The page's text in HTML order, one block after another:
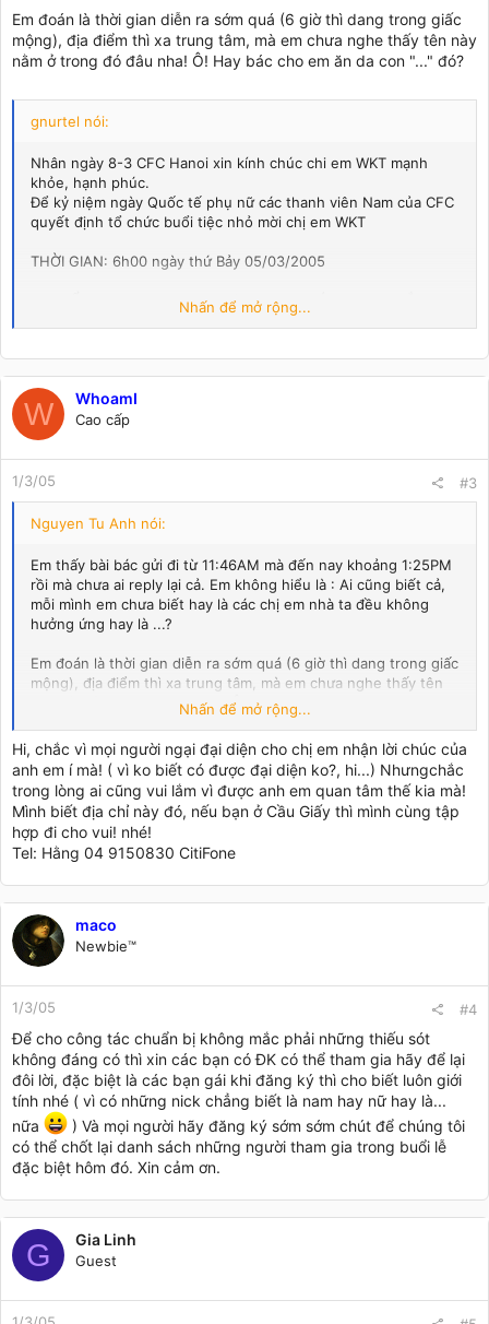
Em đoán là thời gian diễn ra sớm quá (6 giờ thì dang trong giấc
mộng), địa điểm thì xa trung tâm, mà em chưa nghe thấy tên này
nằm ở trong đó đâu nha! Ô! Hay bác cho em ăn da con "..." đó?
gnurtel nói:
Nhân ngày 8-3 CFC Hanoi xin kính chúc chi em WKT mạnh
khỏe, hạnh phúc.
Để kỷ niệm ngày Quốc tế phụ nữ các thanh viên Nam của CFC
quyết định tổ chức buổi tiệc nhỏ mời chị em WKT
THỜI GIAN: 6h00 ngày thứ Bảy 05/03/2005
ĐỊA ĐIỂM: ALADIN II CLUB - Nằm trong KHÁCH SẠN THẮNG
CFC Hanoi kính mời tất cả các chi em trong WKT đến tham dự,
sự có mặt của các bạn là niềm vinh dự đối với anh em chúng
TM CAFE CLUB
GNURTEL
Nhấn để mở rộng...
W WhoamI
Cao cấp
1/3/05 #3
Nguyen Tu Anh nói:
Em thấy bài bác gửi đi từ 11:46AM mà đến nay khoảng 1:25PM
rồi mà chưa ai reply lại cả. Em không hiểu là : Ai cũng biết cả,
mỗi mình em chưa biết hay là các chị em nhà ta đều không
hưởng ứng hay là ...?
Em đoán là thời gian diễn ra sớm quá (6 giờ thì dang trong giấc
mộng), địa điểm thì xa trung tâm, mà em chưa nghe thấy tên
này nằm ở trong đó đâu nha! Ô! Hay bác cho em ăn da con "..."
Nhấn để mở rộng...
Hi, chắc vì mọi người ngại đại diện cho chị em nhận lời chúc của
anh em í mà! ( vì ko biết có được đại diện ko?, hi...) Nhưngchắc
trong lòng ai cũng vui lắm vì được anh em quan tâm thế kia mà!
Mình biết địa chỉ này đó, nếu bạn ở Cầu Giấy thì mình cùng tập
hợp đi cho vui! nhé!
Tel: Hằng 04 9150830 CitiFone
maco
Newbie™
1/3/05 #4
Để cho công tác chuẩn bị không mắc phải những thiếu sót
không đáng có thì xin các bạn có ĐK có thể tham gia hãy để lại
đôi lời, đặc biệt là các bạn gái khi đăng ký thì cho biết luôn giới
tính nhé ( vì có những nick chẳng biết là nam hay nữ hay là...
nữa
) Và mọi người hãy đăng ký sớm sớm chút để chúng tôi
có thể chốt lại danh sách những người tham gia trong buổi lễ
đặc biệt hôm đó. Xin cảm ơn.
G Gia Linh
Guest